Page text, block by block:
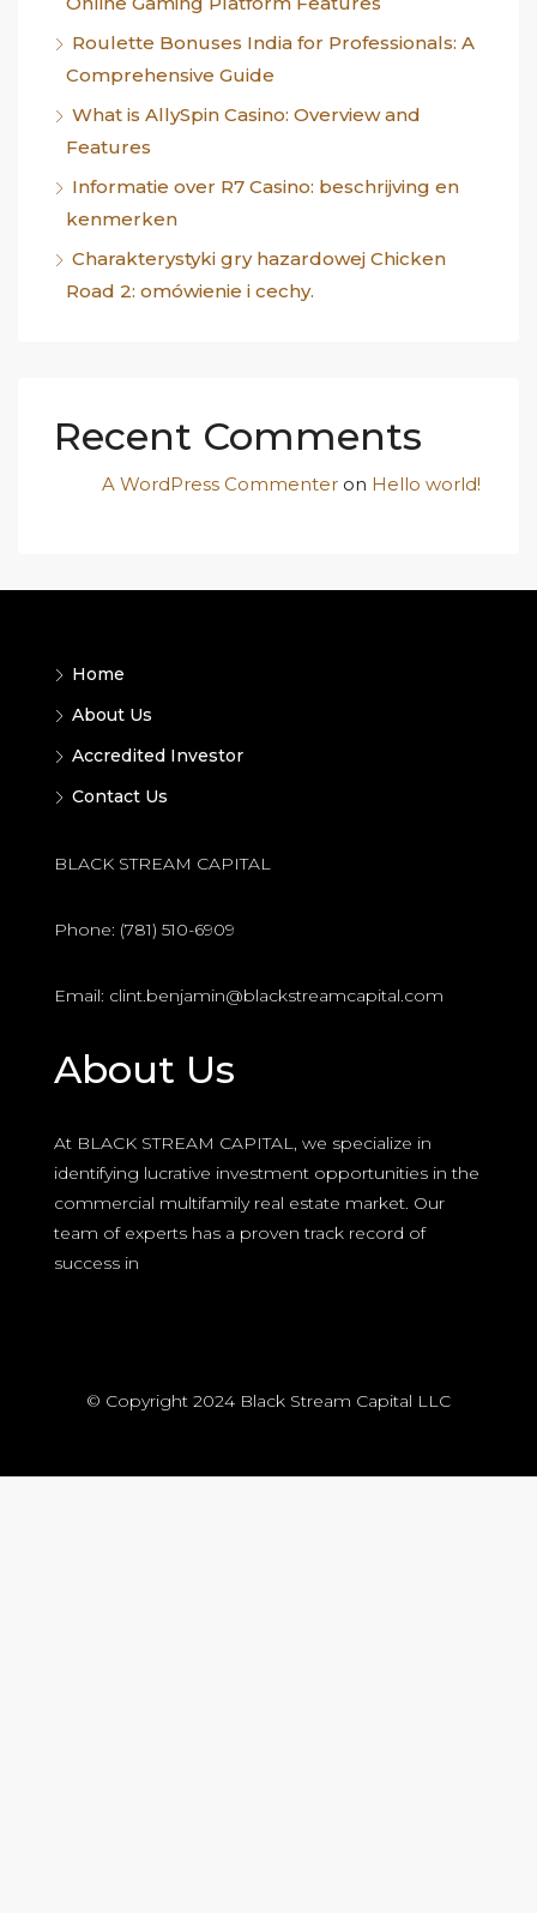
Roulette Bonuses India for Professionals: A
Comprehensive Guide
What is AllySpin Casino: Overview and
Features
Informatie over R7 Casino: beschrijving en
kenmerken
Charakterystyki gry hazardowej Chicken
Road 2: omówienie i cechy.
Recent Comments
A WordPress Commenter on Hello world!
Home
About Us
Accredited Investor
Contact Us
BLACK STREAM CAPITAL
Phone: (781) 510-6909
Email: clint.benjamin@blackstreamcapital.com
About Us
At BLACK STREAM CAPITAL, we specialize in
identifying lucrative investment opportunities in the
commercial multifamily real estate market. Our
team of experts has a proven track record of
success in
© Copyright 2024 Black Stream Capital LLC